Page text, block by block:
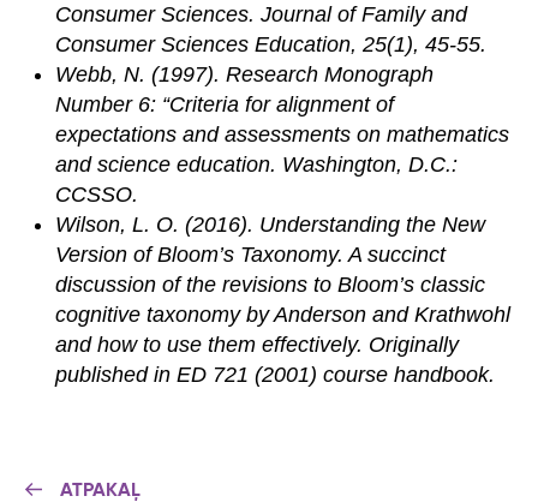
Consumer Sciences. Journal of Family and
Consumer Sciences Education, 25(1), 45-55.
Webb, N. (1997). Research Monograph
Number 6: “Criteria for alignment of
expectations and assessments on mathematics
and science education. Washington, D.C.:
CCSSO.
Wilson, L. O. (2016). Understanding the New
Version of Bloom’s Taxonomy. A succinct
discussion of the revisions to Bloom’s classic
cognitive taxonomy by Anderson and Krathwohl
and how to use them effectively. Originally
published in ED 721 (2001) course handbook.
ATPAKAĻ